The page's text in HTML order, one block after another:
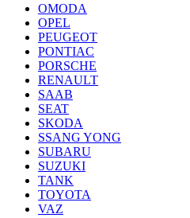
OMODA
OPEL
PEUGEOT
PONTIAC
PORSCHE
RENAULT
SAAB
SEAT
SKODA
SSANG YONG
SUBARU
SUZUKI
TANK
TOYOTA
VAZ